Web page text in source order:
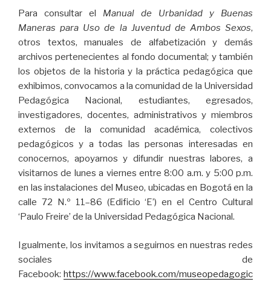
Para consultar el Manual de Urbanidad y Buenas
Maneras para Uso de la Juventud de Ambos Sexos,
otros textos, manuales de alfabetización y demás
archivos pertenecientes al fondo documental; y también
los objetos de la historia y la práctica pedagógica que
exhibimos, convocamos a la comunidad de la Universidad
Pedagógica Nacional, estudiantes, egresados,
investigadores, docentes, administrativos y miembros
externos de la comunidad académica, colectivos
pedagógicos y a todas las personas interesadas en
conocernos, apoyarnos y difundir nuestras labores, a
visitarnos de lunes a viernes entre 8:00 a.m. y 5:00 p.m.
en las instalaciones del Museo, ubicadas en Bogotá en la
calle 72 N.º 11–86 (Edificio ‘E’) en el Centro Cultural
‘Paulo Freire’ de la Universidad Pedagógica Nacional.
Igualmente, los invitamos a seguirnos en nuestras redes
sociales de
Facebook: https://www.facebook.com/museopedagogic